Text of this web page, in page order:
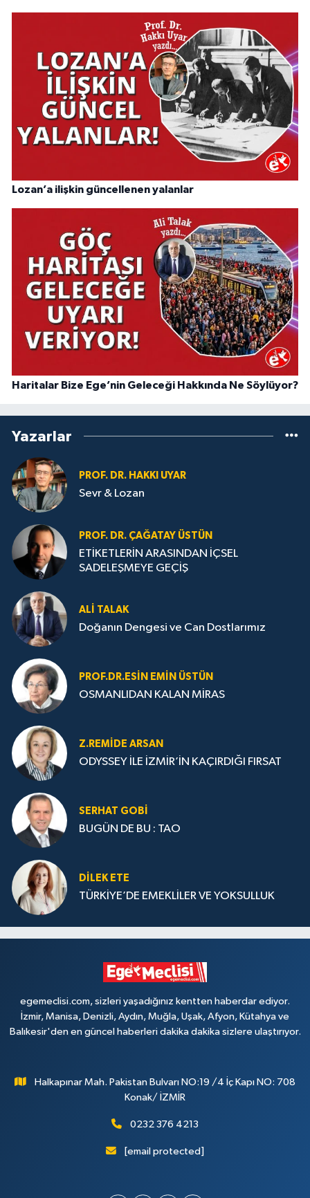
Lozan’a ilişkin güncellenen yalanlar
Haritalar Bize Ege’nin Geleceği Hakkında Ne Söylüyor?
Yazarlar
PROF. DR. HAKKI UYAR
Sevr & Lozan
PROF. DR. ÇAĞATAY ÜSTÜN
ETİKETLERİN ARASINDAN İÇSEL
SADELEŞMEYE GEÇİŞ
ALI TALAK
Doğanın Dengesi ve Can Dostlarımız
PROF.DR.ESIN EMIN ÜSTÜN
OSMANLIDAN KALAN MİRAS
Z.REMIDE ARSAN
ODYSSEY İLE İZMİR’İN KAÇIRDIĞI FIRSAT
SERHAT GOBİ
BUGÜN DE BU : TAO
DILEK ETE
TÜRKİYE’DE EMEKLİLER VE YOKSULLUK
egemeclisi.com, sizleri yaşadığınız kentten haberdar ediyor.
İzmir, Manisa, Denizli, Aydın, Muğla, Uşak, Afyon, Kütahya ve
Balıkesir'den en güncel haberleri dakika dakika sizlere ulaştırıyor.
Halkapınar Mah. Pakistan Bulvarı NO:19 /4 İç Kapı NO: 708
Konak/ İZMİR
0232 376 4213
[email protected]